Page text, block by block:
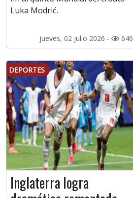
Luka Modrić.
jueves, 02 julio 2026 - 646
DEPORTES
Inglaterra logra